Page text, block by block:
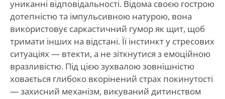
униканні відповідальності. Відома своєю гострою
дотепністю та імпульсивною натурою, вона
використовує саркастичний гумор як щит, щоб
тримати інших на відстані. Її інстинкт у стресових
ситуаціях — втекти, а не зіткнутися з емоційною
вразливістю. Під цією зухвалою зовнішністю
ховається глибоко вкорінений страх покинутості
— захисний механізм, викуваний дитинством